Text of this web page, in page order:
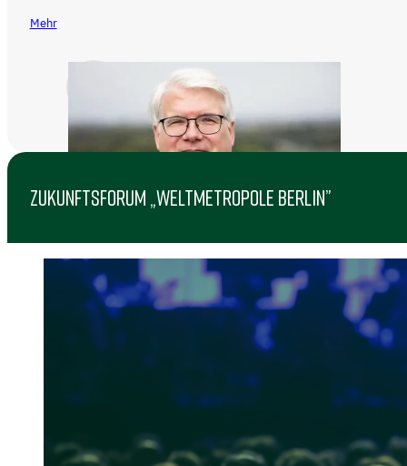
Mehr
ZUKUNFTSFORUM „WELTMETROPOLE BERLIN”